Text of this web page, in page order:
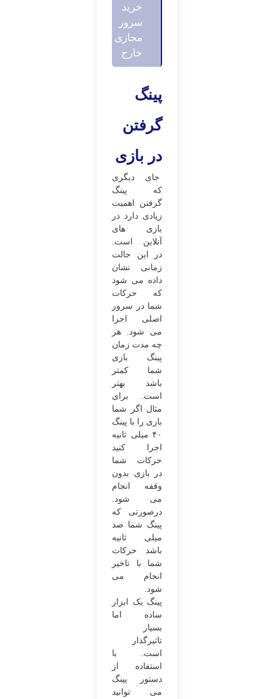
خرید
سرور
مجازی
خارج
پینگ
گرفتن
در بازی
جای دیگری
که پینگ
گرفتن اهمیت
زیادی دارد در
بازی ‌های
آنلاین است.
در این حالت
زمانی نشان
داده می‌ شود
که حرکات
شما در سرور
اصلی اجرا
می ‌شود. هر
چه مدت‌ زمان
پینگ بازی
شما کمتر
باشد بهتر
است. برای
مثال اگر شما
بازی را با پینگ
۴۰ میلی ‌ثانیه
اجرا کنید
حرکات شما
در بازی بدون
وقفه انجام
می شود.
درصورتی ‌که
پینگ شما صد
میلی ‌ثانیه
باشد حرکات
شما با تاخیر
انجام می
‌شود.
پینگ یک ابزار
ساده اما
بسیار
تاثیرگذار
است. با
استفاده از
دستور پینگ
می‌ توانید